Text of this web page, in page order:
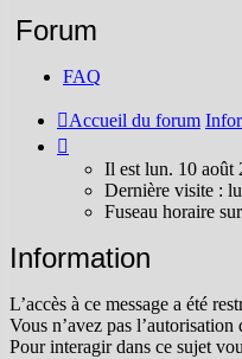
Forum
FAQ
Accueil du forum
est
lun.
10
2026
21:30
Il est lun. 10 août
Dernière visite :
Fuseau horaire sur
Information
L’accès à ce message a été
Vous n’avez pas
Pour interagir dans ce sujet